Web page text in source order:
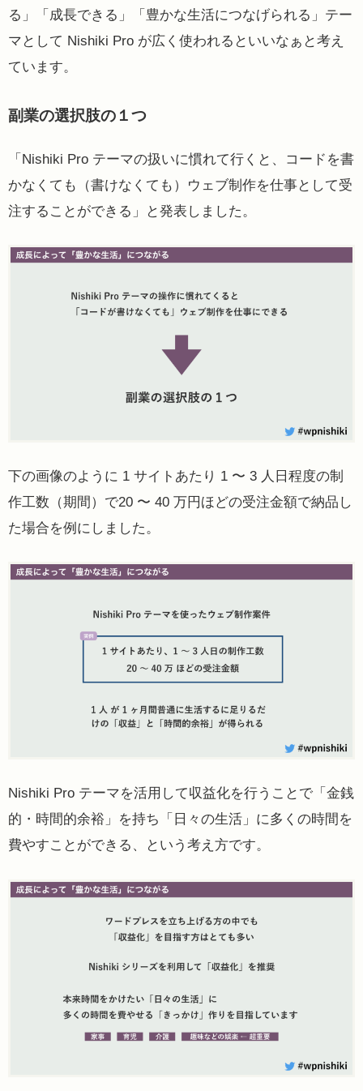
る」「成長できる」「豊かな生活につなげられる」テー
マとして Nishiki Pro が広く使われるといいなぁと考え
ています。
副業の選択肢の１つ
「Nishiki Pro テーマの扱いに慣れて行くと、コードを書
かなくても（書けなくても）ウェブ制作を仕事として受
注することができる」と発表しました。
下の画像のように 1 サイトあたり 1 〜 3 人日程度の制
作工数（期間）で20 〜 40 万円ほどの受注金額で納品し
た場合を例にしました。
Nishiki Pro テーマを活用して収益化を行うことで「金銭
的・時間的余裕」を持ち「日々の生活」に多くの時間を
費やすことができる、という考え方です。